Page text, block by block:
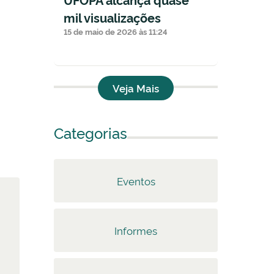
mil visualizações
15 de maio de 2026 às 11:24
Veja Mais
Categorias
Eventos
Informes